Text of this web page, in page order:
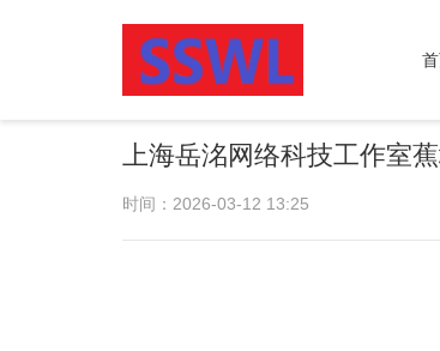
上海岳洺网络科技工作室
时间：2026-03-12 13:25